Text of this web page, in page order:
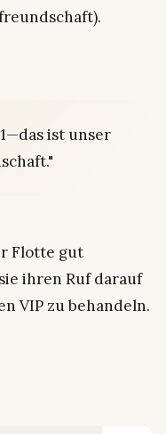
ist unser
Flotte gut
ihren Ruf darauf
VIP zu behandeln.